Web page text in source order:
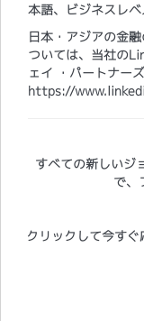
本語、ビジネスレ
日本・アジアの金
ついては、当社の
ェイ ・パートナー
https://
すべての新しいジ
で、
クリックして今す